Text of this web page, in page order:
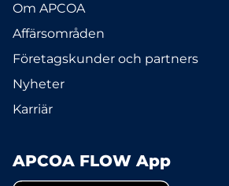
Om APCOA
Affärsområden
Företagskunder och partners
Nyheter
Karriär
APCOA FLOW App